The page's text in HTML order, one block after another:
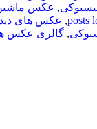
, عکس
, عکس های
, گالری عکس